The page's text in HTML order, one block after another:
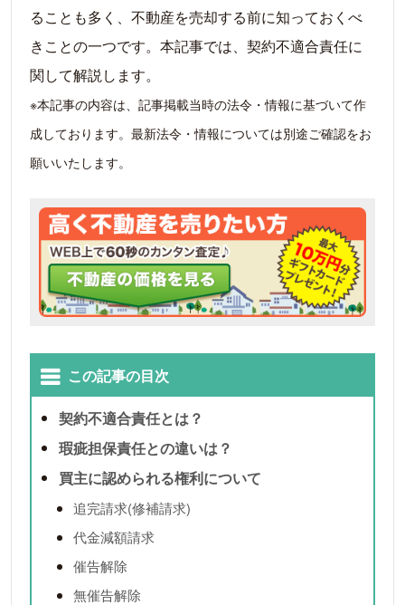
ることも多く、不動産を売却する前に知っておくべ
きことの一つです。本記事では、契約不適合責任に
関して解説します。
※本記事の内容は、記事掲載当時の法令・情報に基づいて作
成しております。最新法令・情報については別途ご確認をお
願いいたします。
この記事の目次
契約不適合責任とは？
瑕疵担保責任との違いは？
買主に認められる権利について
追完請求(修補請求)
代金減額請求
催告解除
無催告解除